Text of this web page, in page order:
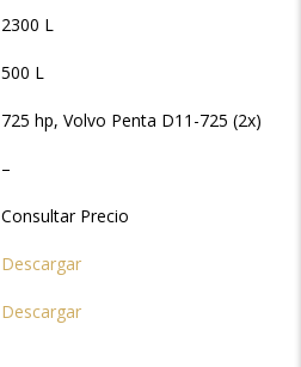
2300 L
500 L
725 hp, Volvo Penta D11-725 (2x)
–
Consultar Precio
Descargar
Descargar